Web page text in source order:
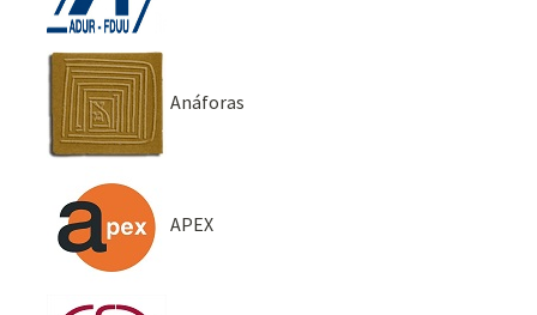
Anáforas
APEX